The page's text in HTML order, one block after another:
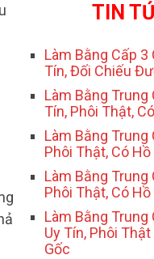
TIN
Làm Bằng Cấp 3
Tín, Đối Chiếu
Làm Bằng Trung
Tín, Phôi Thật,
Làm Bằng Trung
Phôi Thật, Có Hồ
Làm Bằng Trung
Phôi Thật, Có Hồ
Làm Bằng
Uy Tín, Phôi
Gốc